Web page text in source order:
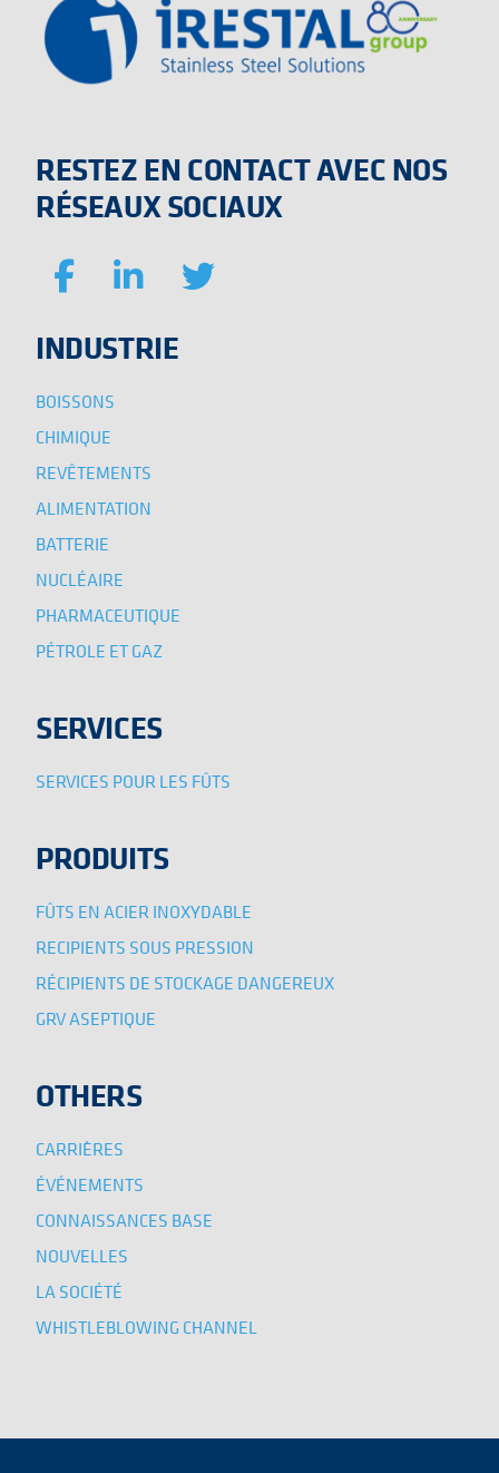
RESTEZ EN CONTACT AVEC NOS
RÉSEAUX SOCIAUX
INDUSTRIE
BOISSONS
CHIMIQUE
REVÊTEMENTS
ALIMENTATION
BATTERIE
NUCLÉAIRE
PHARMACEUTIQUE
PÉTROLE ET GAZ
SERVICES
SERVICES POUR LES FÛTS
PRODUITS
FÛTS EN ACIER INOXYDABLE
RECIPIENTS SOUS PRESSION
RÉCIPIENTS DE STOCKAGE DANGEREUX
GRV ASEPTIQUE
OTHERS
CARRIÈRES
ÉVÉNEMENTS
CONNAISSANCES BASE
NOUVELLES
LA SOCIÉTÉ
WHISTLEBLOWING CHANNEL